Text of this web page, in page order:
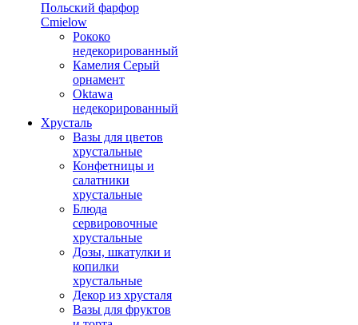
Польский фарфор
Сmielow
Рококо
недекорированный
Камелия Серый
орнамент
Oktawa
недекорированный
Хрусталь
Вазы для цветов
хрустальные
Конфетницы и
салатники
хрустальные
Блюда
сервировочные
хрустальные
Дозы, шкатулки и
копилки
хрустальные
Декор из хрусталя
Вазы для фруктов